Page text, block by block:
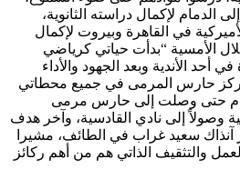
الدمام لإكمال دراسته الثانوية،
في القاهرة وبيروت لإكمال
الأمسية “بدأت حياتي كرياضي
الأندية وبعد الجهود والأداء
حارس المرمى في جميع محطاتي
حتى وصلت إلى حارس مرمى
وصولاً إلى نادي القادسية، وآخر هدف
آنذاك سعيد غراب في الطائف، مشيرا
والتثقيف الذاتي هم من أهم ركائز